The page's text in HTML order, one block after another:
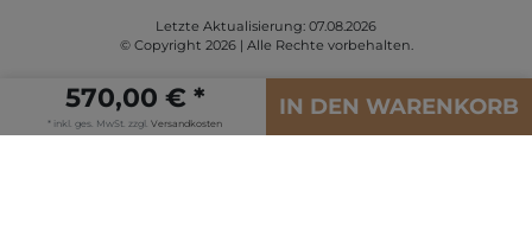
570,00 € *
* inkl. ges. MwSt. zzgl. Versandkosten
IN DEN WARENKORB
Letzte Aktualisierung: 07.08.2026
© Copyright 2026 | Alle Rechte vorbehalten.